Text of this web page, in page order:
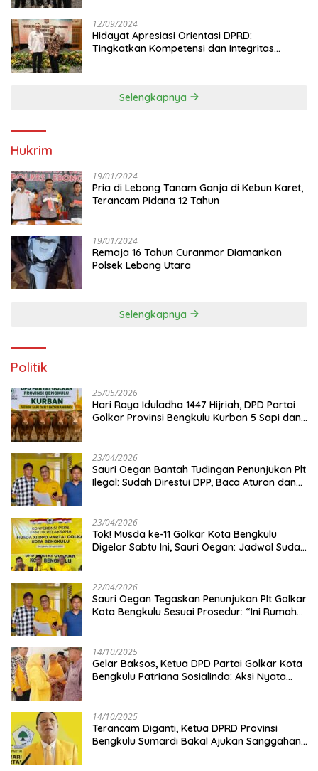
12/09/2024
Hidayat Apresiasi Orientasi DPRD:
Tingkatkan Kompetensi dan Integritas
Selengkapnya
Hukrim
19/01/2024
Pria di Lebong Tanam Ganja di Kebun Karet,
Terancam Pidana 12 Tahun
19/01/2024
Remaja 16 Tahun Curanmor Diamankan
Polsek Lebong Utara
Selengkapnya
Politik
25/05/2026
Hari Raya Iduladha 1447 Hijriah, DPD Partai
Golkar Provinsi Bengkulu Kurban 5 Sapi dan 1
23/04/2026
Sauri Oegan Bantah Tudingan Penunjukan Plt
Ilegal: Sudah Direstui DPP, Baca Aturan dan
23/04/2026
‎Tok! Musda ke-11 Golkar Kota Bengkulu
Digelar Sabtu Ini, Sauri Oegan: Jadwal Sudah
22/04/2026
Sauri Oegan Tegaskan Penunjukan Plt Golkar
Kota Bengkulu Sesuai Prosedur: “Ini Rumah
14/10/2025
‎Gelar Baksos, Ketua DPD Partai Golkar Kota
Bengkulu Patriana Sosialinda: Aksi Nyata
14/10/2025
Terancam Diganti, Ketua DPRD Provinsi
Bengkulu Sumardi Bakal Ajukan Sanggahan